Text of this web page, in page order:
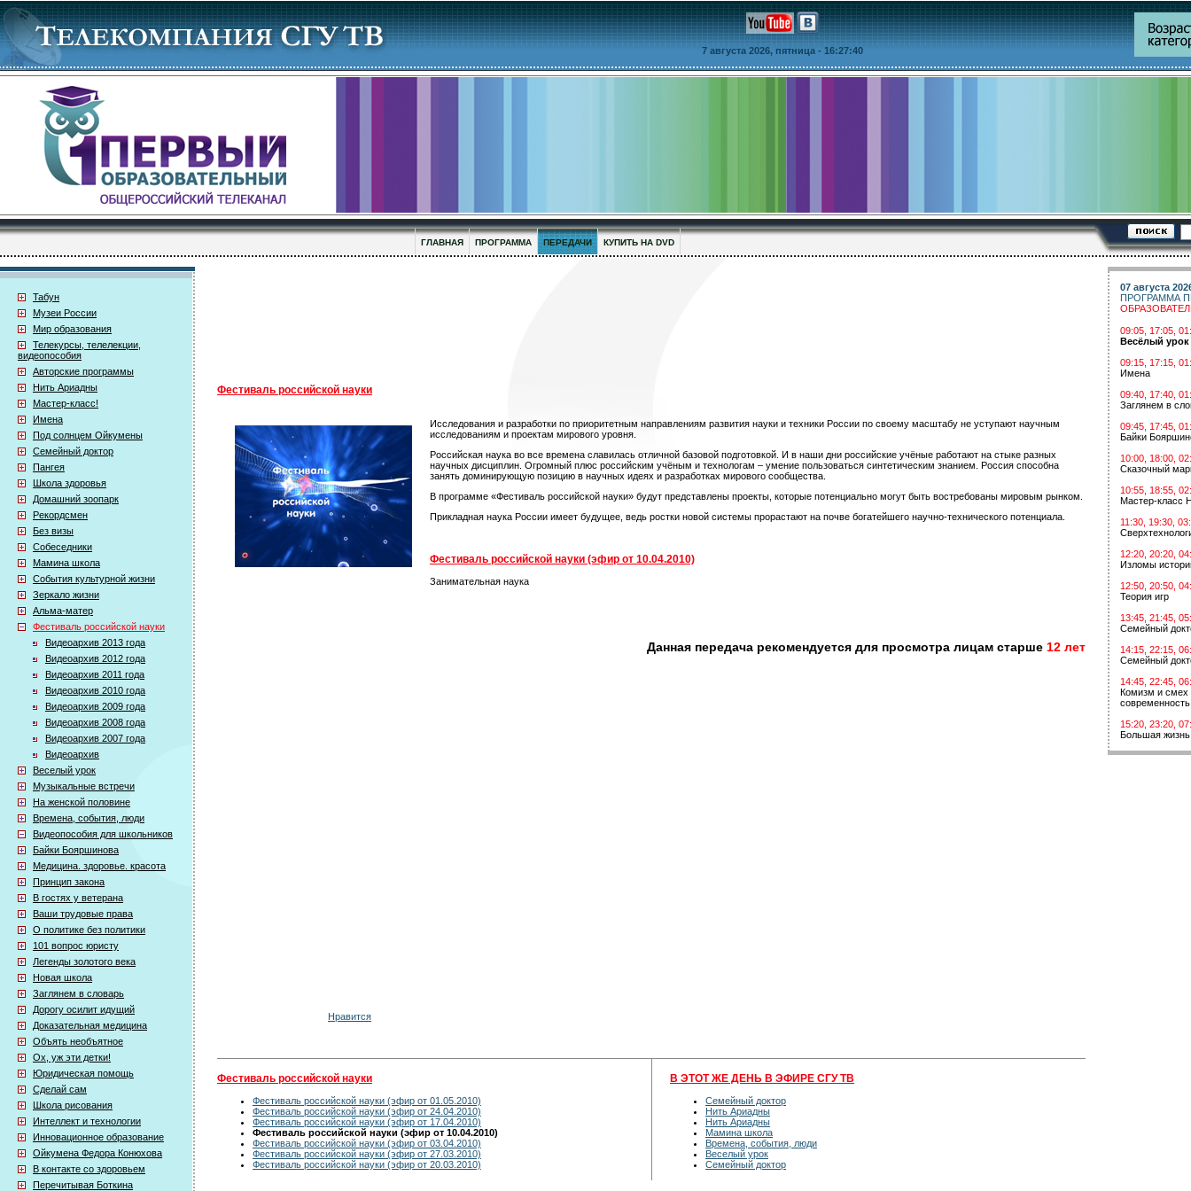
7 августа 2026, пятница - 16:27:40
ГЛАВНАЯ ПРОГРАММА ПЕРЕДАЧИ КУПИТЬ НА DVD
Табун
Музеи России
Мир образования
Телекурсы, телелекции,
видеопособия
Авторские программы
Нить Ариадны
Мастер-класс!
Имена
Под солнцем Ойкумены
Семейный доктор
Пангея
Школа здоровья
Домашний зоопарк
Рекордсмен
Без визы
Собеседники
Мамина школа
События культурной жизни
Зеркало жизни
Альма-матер
Фестиваль российской науки
Видеоархив 2013 года
Видеоархив 2012 года
Видеоархив 2011 года
Видеоархив 2010 года
Видеоархив 2009 года
Видеоархив 2008 года
Видеоархив 2007 года
Видеоархив
Веселый урок
Музыкальные встречи
На женской половине
Времена, события, люди
Видеопособия для школьников
Байки Бояршинова
Медицина. здоровье. красота
Принцип закона
В гостях у ветерана
Ваши трудовые права
О политике без политики
101 вопрос юристу
Легенды золотого века
Новая школа
Заглянем в словарь
Дорогу осилит идущий
Доказательная медицина
Объять необъятное
Ох, уж эти детки!
Юридическая помощь
Сделай сам
Школа рисования
Интеллект и технологии
Инновационное образование
Ойкумена Федора Конюхова
В контакте со здоровьем
Перечитывая Боткина
Фестиваль российской науки
Исследования и разработки по приоритетным направлениям развития науки и техники России по своему масштабу не уступают научным
исследованиям и проектам мирового уровня.
Российская наука во все времена славилась отличной базовой подготовкой. И в наши дни российские учёные работают на стыке разных
научных дисциплин. Огромный плюс российским учёным и технологам – умение пользоваться синтетическим знанием. Россия способна
занять доминирующую позицию в научных идеях и разработках мирового сообщества.
В программе «Фестиваль российской науки» будут представлены проекты, которые потенциально могут быть востребованы мировым рынком.
Прикладная наука России имеет будущее, ведь ростки новой системы прорастают на почве богатейшего научно-технического потенциала.
Фестиваль российской науки (эфир от 10.04.2010)
Занимательная наука
Данная передача рекомендуется для просмотра лицам старше 12 лет
Нравится
Фестиваль российской науки
Фестиваль российской науки (эфир от 01.05.2010)
Фестиваль российской науки (эфир от 24.04.2010)
Фестиваль российской науки (эфир от 17.04.2010)
Фестиваль российской науки (эфир от 10.04.2010)
Фестиваль российской науки (эфир от 03.04.2010)
Фестиваль российской науки (эфир от 27.03.2010)
Фестиваль российской науки (эфир от 20.03.2010)
В ЭТОТ ЖЕ ДЕНЬ В ЭФИРЕ СГУ ТВ
Семейный доктор
Нить Ариадны
Нить Ариадны
Мамина школа
Времена, события, люди
Веселый урок
Семейный доктор
07 августа
ПРОГРАММА
09:05, 17:05,
Весёлый урок
09:15, 17:15,
Имена
09:40, 17:40,
Заглянем в
09:45, 17:45,
Байки
10:00, 18:00,
Сказочный
10:55, 18:55,
Мастер-класс
11:30, 19:30,
12:20, 20:20,
Изломы
12:50, 20:50,
Теория игр
13:45, 21:45,
Семейный
14:15, 22:15,
Семейный
14:45, 22:45,
Комизм и смех
современность
15:20, 23:20,
Большая жизнь